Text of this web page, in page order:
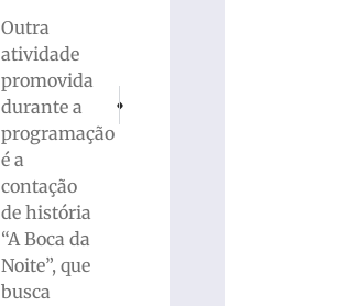
Outra
atividade
promovida
durante a
programação
é a
contação
de história
“A Boca da
Noite”, que
busca